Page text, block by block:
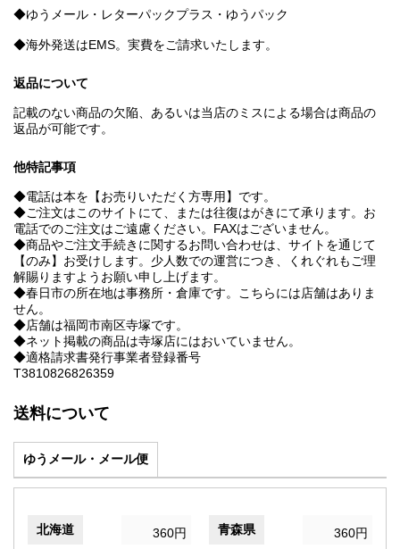
◆ゆうメール・レターパックプラス・ゆうパック
◆海外発送はEMS。実費をご請求いたします。
返品について
記載のない商品の欠陥、あるいは当店のミスによる場合は商品の
返品が可能です。
他特記事項
◆電話は本を【お売りいただく方専用】です。
◆ご注文はこのサイトにて、または往復はがきにて承ります。お
電話でのご注文はご遠慮ください。FAXはございません。
◆商品やご注文手続きに関するお問い合わせは、サイトを通じて
【のみ】お受けします。少人数での運営につき、くれぐれもご理
解賜りますようお願い申し上げます。
◆春日市の所在地は事務所・倉庫です。こちらには店舗はありま
せん。
◆店舗は福岡市南区寺塚です。
◆ネット掲載の商品は寺塚店にはおいていません。
◆適格請求書発行事業者登録番号
T3810826826359
送料について
ゆうメール・メール便
北海道 360円 青森県 360円